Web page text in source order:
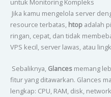
untuk Monitoring Kompleks
Jika kamu mengelola server
resource terbatas, htopadalah
ringan, cepat, dan tidak
VPS kecil, server lawas, atau
Sebaliknya, Glancesmemang
fitur yang ditawarkan. Glances
lengkap: CPU, RAM, disk,